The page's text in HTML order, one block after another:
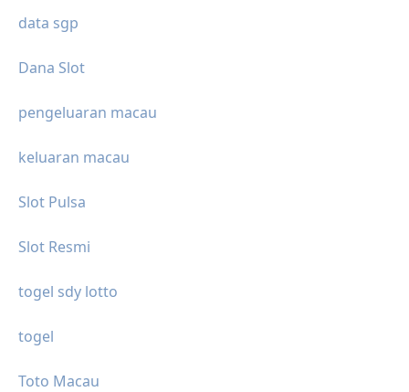
data sgp
Dana Slot
pengeluaran macau
keluaran macau
Slot Pulsa
Slot Resmi
togel sdy lotto
togel
Toto Macau